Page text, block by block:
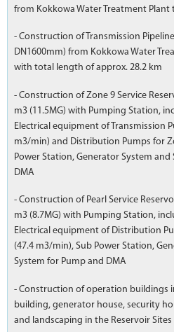
from Kokkowa Water Treatment Plant
- Construction of Transmission
DN1600mm) from Kokkowa Water
with total length of approx. 28.2 km
- Construction of Zone 9 Service
m3 (11.5MG) with Pumping Station,
Electrical equipment of Transmission
m3/min) and Distribution Pumps for
Power Station, Generator System and
DMA
- Construction of Pearl Service
m3 (8.7MG) with Pumping Station,
Electrical equipment of Distribution
(47.4 m3/min), Sub Power Station,
System for Pump and DMA
- Construction of operation buildings
building, generator house, security
and landscaping in the Reservoir Sites